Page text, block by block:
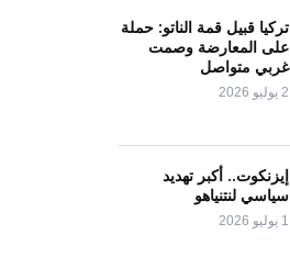
تركيا قبيل قمة الناتو: حملة
على المعارضة وصمت
غربي متواصل
2 يوليو 2026
إيزنكوت.. أكبر تهديد
سياسي لنتنياهو
1 يوليو 2026